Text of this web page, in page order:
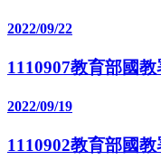
2022/09/22
1110907教育部國
2022/09/19
1110902教育部國